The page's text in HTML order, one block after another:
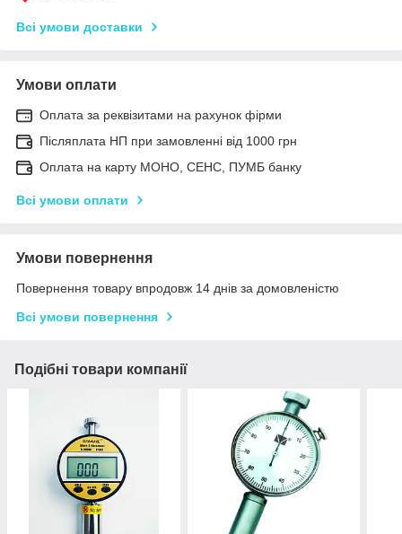
Всі умови доставки
Умови оплати
Оплата за реквізитами на рахунок фірми
Післяплата НП при замовленні від 1000 грн
Оплата на карту МОНО, СЕНС, ПУМБ банку
Всі умови оплати
Умови повернення
Повернення товару впродовж 14 днів за домовленістю
Всі умови повернення
Подібні товари компанії